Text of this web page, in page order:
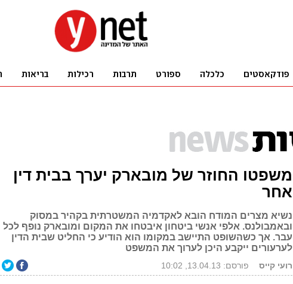
משפטו החוזר של מובארק יערך בבית דין
אחר
נשיא מצרים המודח הובא לאקדמיה המשטרתית בקהיר במסוק
ובאמבולנס. אלפי אנשי ביטחון איבטחו את המקום ומובארק נופף לכל
עבר. אך כשהשופט התיישב במקומו הוא הודיע כי החליט שבית הדין
לערעורים ייקבע היכן לערוך את המשפט
רועי קייס פורסם: 13.04.13, 10:02